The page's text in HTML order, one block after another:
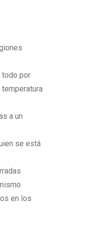
todo por
a un
se está
en los